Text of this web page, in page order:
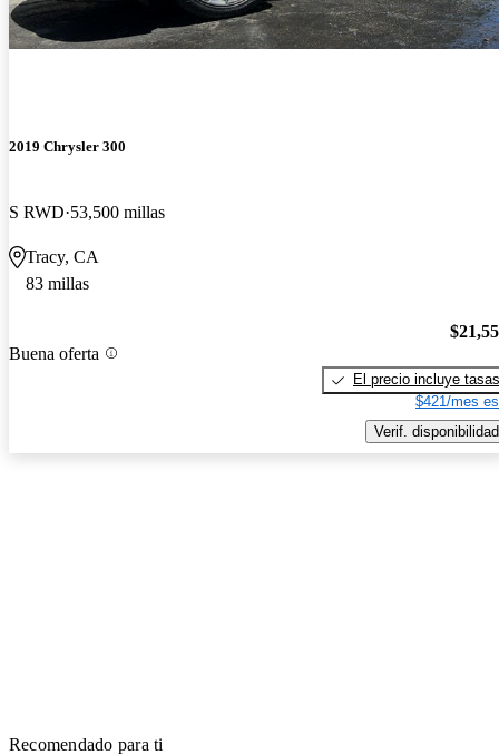
2019 Chrysler 300
S RWD 53,500 millas
Tracy, CA
83 millas
Buena oferta
El precio incluye tasas
$421/mes
Verif. disponibilidad
Recomendado para ti